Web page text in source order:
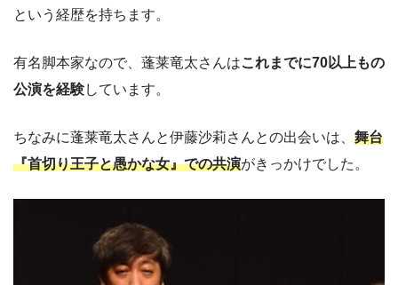
という経歴を持ちます。
有名脚本家なので、蓬莱竜太さんはこれまでに70以上もの
公演を経験しています。
ちなみに蓬莱竜太さんと伊藤沙莉さんとの出会いは、 舞台
『首切り王子と愚かな女』での共演がきっかけでした。